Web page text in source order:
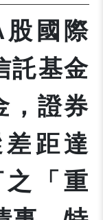
國際
託基金
，證券
距達
「重